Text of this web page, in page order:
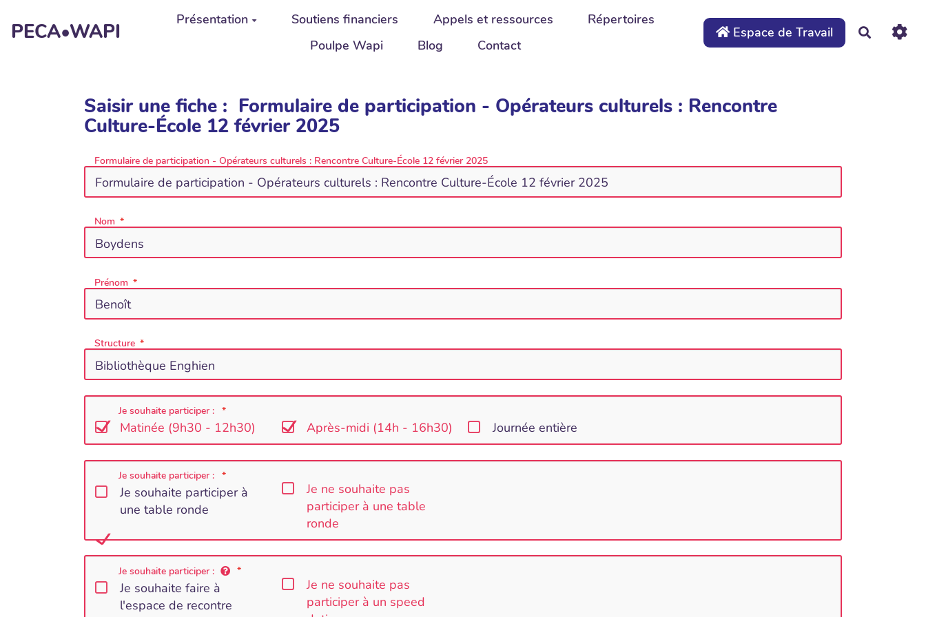
PECA•WAPI Présentation Soutiens financiers Appels et ressources
Répertoires
Poulpe Wapi
Blog Contact
Espace de Travail
Saisir une fiche : Formulaire de participation - Opérateurs culturels : Rencontre
Culture-École 12 février 2025
Formulaire de participation - Opérateurs culturels : Rencontre Culture-École 12 février 2025
Nom
Prénom
Structure
Je souhaite participer :
Matinée (9h30 - 12h30) Après-midi (14h - 16h30) Journée entière
Je souhaite participer :
Je souhaite participer à
une table ronde
Je ne souhaite pas
participer à une table
ronde
Je souhaite participer :
Je souhaite faire à
l'espace de recontre
Je ne souhaite pas
participer à un speed